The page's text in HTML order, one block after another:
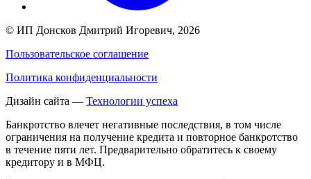
© ИП Донсков Дмитрий Игоревич, 2026
Пользовательское соглашение
Политика конфиденциальности
Дизайн сайта — Технологии успеха
Банкротство влечет негативные последствия, в том числе
ограничения на получение кредита и повторное банкротство
в течение пяти лет. Предварительно обратитесь к своему
кредитору и в МФЦ.